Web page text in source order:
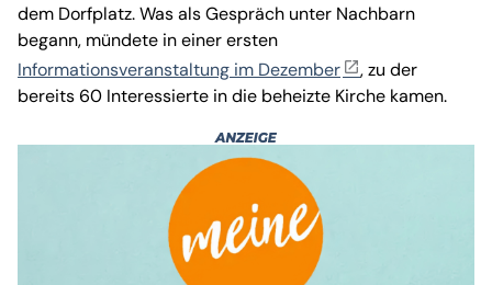
dem Dorfplatz. Was als Gespräch unter Nachbarn
begann, mündete in einer ersten
Informationsveranstaltung im Dezember
, zu der
bereits 60 Interessierte in die beheizte Kirche kamen.